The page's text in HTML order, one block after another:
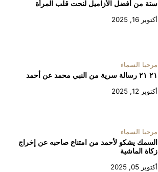
ستة من أفضل الأزاميل لنحت قلب المرأة
أكتوبر 16, 2025
مرحبا السماء
٢١ ٢١ رسالة سرية من النبي محمد عن أحمد
أكتوبر 12, 2025
مرحبا السماء
السمك يشكو لأحمد من امتناع صاحبه عن إخراج
زكاة الماشية
أكتوبر 05, 2025